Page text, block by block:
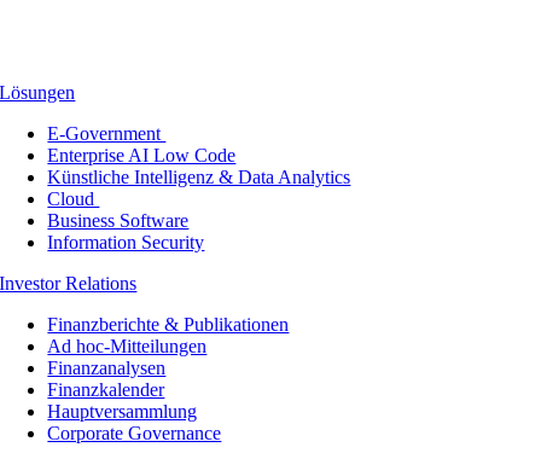
Lösungen
E-Government
Enterprise AI Low Code
Künstliche Intelligenz & Data Analytics
Cloud
Business Software
Information Security
Investor Relations
Finanzberichte & Publikationen
Ad hoc-Mitteilungen
Finanzanalysen
Finanzkalender
Hauptversammlung
Corporate Governance